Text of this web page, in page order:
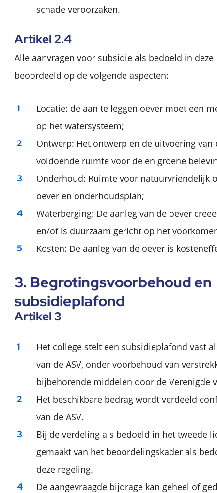
schade veroorzaken.
Artikel 2.4
Alle aanvragen voor subsidie als bedoeld in
beoordeeld op de volgende aspecten:
Locatie: de aan te leggen oever moet een
op het watersysteem;
Ontwerp: Het ontwerp en de uitvoering van
voldoende ruimte voor de en groene
Onderhoud: Ruimte voor natuurvriendelijk
oever en onderhoudsplan;
Waterberging: De aanleg van de oever
en/of is duurzaam gericht op het
Kosten: De aanleg van de oever is
3. Begrotingsvoorbehoud en
subsidieplafond
Artikel 3
Het college stelt een subsidieplafond vast
van de ASV, onder voorbehoud van
bijbehorende middelen door de Verenigde
Het beschikbare bedrag wordt verdeeld
van de ASV.
Bij de verdeling als bedoeld in het tweede
gemaakt van het beoordelingskader als
deze regeling.
De aangevraagde bijdrage kan geheel of